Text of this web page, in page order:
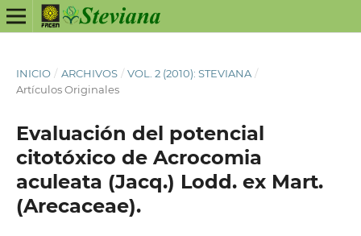
INICIO / ARCHIVOS / VOL. 2 (2010): STEVIANA /
Artículos Originales
Evaluación del potencial
citotóxico de Acrocomia
aculeata (Jacq.) Lodd. ex Mart.
(Arecaceae).